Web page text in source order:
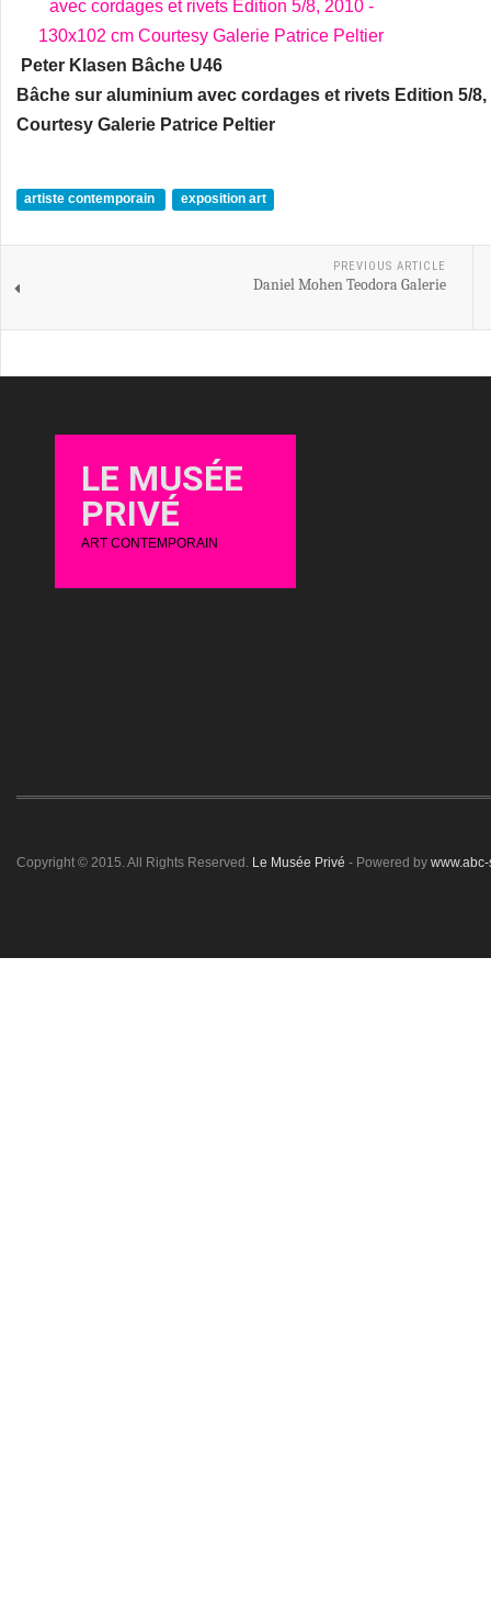
Peter Klasen Bâche U46
Bâche sur aluminium avec cordages et rivets Edition 5/8,
Courtesy Galerie Patrice Peltier
artiste contemporain exposition art
PREVIOUS ARTICLE
Daniel Mohen Teodora Galerie
LE MUSÉE
PRIVÉ
ART CONTEMPORAIN
Copyright © 2015. All Rights Reserved. Le Musée Privé - Powered by